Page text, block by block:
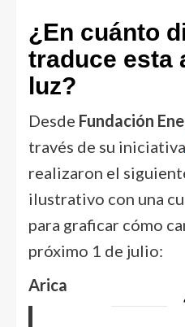
¿En cuánto
traduce esta
luz?
Desde Fundación
través de su iniciativa
realizaron el
ilustrativo con una
para graficar cómo
próximo 1 de julio:
Arica